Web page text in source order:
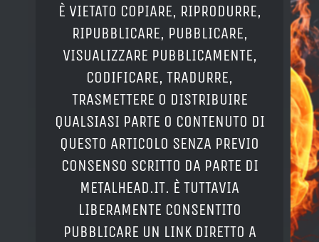
È VIETATO COPIARE, RIPRODURRE,
RIPUBBLICARE, PUBBLICARE,
VISUALIZZARE PUBBLICAMENTE,
CODIFICARE, TRADURRE,
TRASMETTERE O DISTRIBUIRE
QUALSIASI PARTE O CONTENUTO DI
QUESTO ARTICOLO SENZA PREVIO
CONSENSO SCRITTO DA PARTE DI
METALHEAD.IT. È TUTTAVIA
LIBERAMENTE CONSENTITO
PUBBLICARE UN LINK DIRETTO A